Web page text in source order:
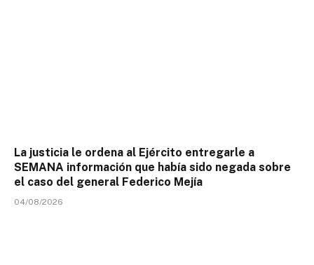
La justicia le ordena al Ejército entregarle a
SEMANA información que había sido negada sobre
el caso del general Federico Mejía
04/08/2026